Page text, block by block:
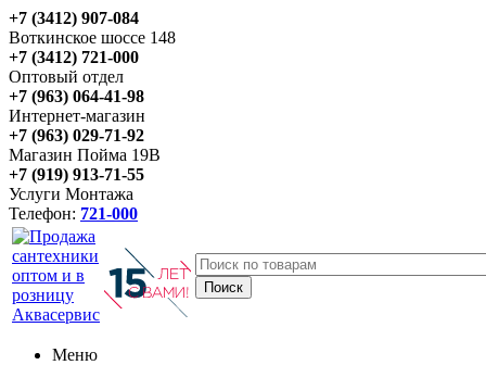
+7 (3412) 907-084
Воткинское шоссе 148
+7 (3412) 721-000
Оптовый отдел
+7 (963) 064-41-98
Интернет-магазин
+7 (963) 029-71-92
Магазин Пойма 19В
+7 (919) 913-71-55
Услуги Монтажа
Телефон: 721-000
Меню